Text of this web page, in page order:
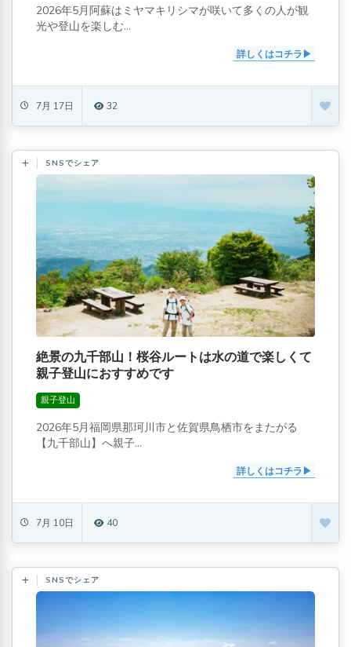
2026年5月阿蘇はミヤマキリシマが咲いて多くの人が観
光や登山を楽しむ...
詳しくはコチラ
7月 17日 32
SNSでシェア
絶景の九千部山！桜谷ルートは水の道で楽しくて
親子登山におすすめです
親子登山
2026年5月福岡県那珂川市と佐賀県鳥栖市をまたがる
【九千部山】へ親子...
詳しくはコチラ
7月 10日 40
SNSでシェア